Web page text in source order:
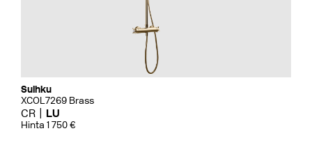
Suihku
XCOL7269 Brass
CR LU
Hinta 1 750 €